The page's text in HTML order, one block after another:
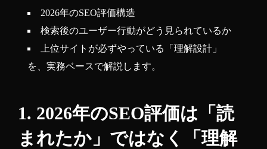
2026年のSEO評価構造
検索後のユーザー行動がどう見られているか
上位サイトが必ずやっている「理解設計」
を、実務ベースで解説します。
1. 2026年のSEO評価は「読
まれたか」ではなく「理解